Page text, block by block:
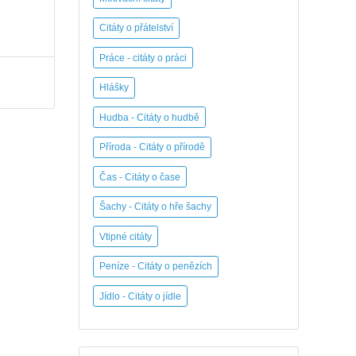
Citáty o přátelství
Práce - citáty o práci
Hlášky
Hudba - Citáty o hudbě
Příroda - Citáty o přírodě
Čas - Citáty o čase
Šachy - Citáty o hře šachy
Vtipné citáty
Peníze - Citáty o penězích
Jídlo - Citáty o jídle